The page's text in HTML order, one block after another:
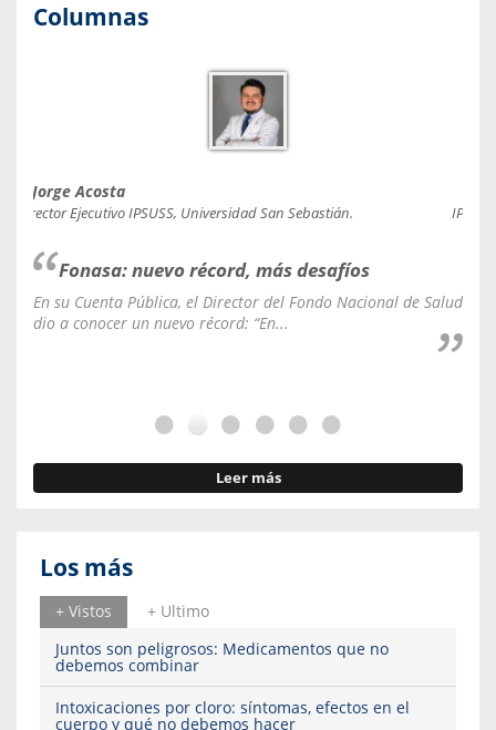
Columnas
Jorge Acosta
Director Ejecutivo IPSUSS, Universidad San Sebastián.
Fonasa: nuevo récord, más desafíos
En su Cuenta Pública, el Director del Fondo Nacional de Salud
dio a conocer un nuevo récord: “En...
Leer más
Los más
+ Vistos
+ Ultimo
Juntos son peligrosos: Medicamentos que no
debemos combinar
Intoxicaciones por cloro: síntomas, efectos en el
cuerpo y qué no debemos hacer